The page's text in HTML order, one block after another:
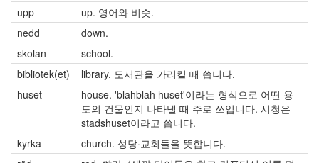
upp
up. 영어와 비슷.
nedd
down.
skolan
school.
bibliotek(et)
library. 도서관을 가리킬 때 씁니다.
huset
house. 'blahblah huset'이라는 형식으로 어떤 용
도의 건물인지 나타낼 때 주로 쓰입니다. 시청은
stadshuset이라고 씁니다.
kyrka
church. 성당·교회들을 뜻합니다.